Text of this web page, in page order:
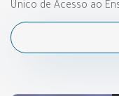
Único de Acesso ao